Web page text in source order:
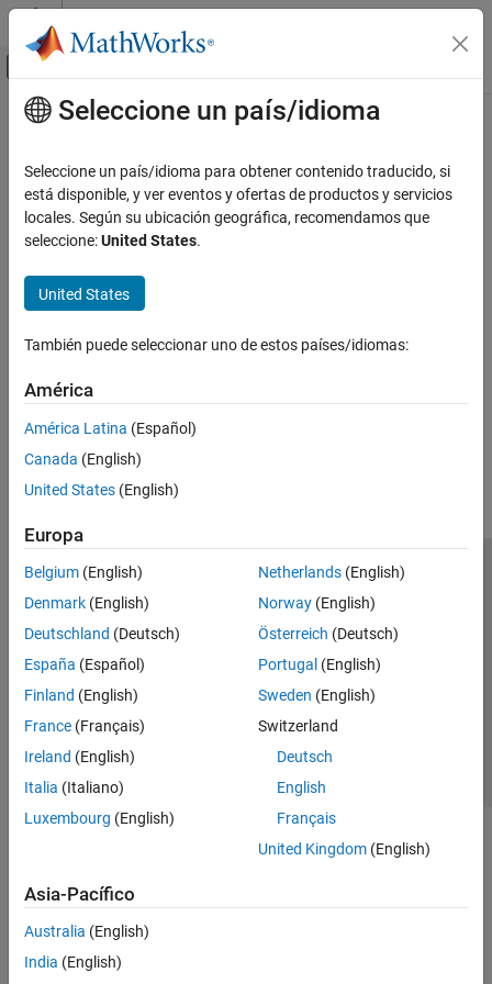
Saltar al contenido
Mostrar/ocultar menú de navegación
Inicio de Documentación
Robotics and Autonomous Systems
Contenido principal
How useful was this information?
Seleccione un país/idioma
Seleccione un país/idioma para obtener contenido traducido, si
está disponible, y ver eventos y ofertas de productos y servicios
locales. Según su ubicación geográfica, recomendamos que
seleccione:United States.
United States
También puede seleccionar uno de estos países/idiomas:
América
América Latina (Español)
Canada (English)
United States (English)
Europa
Belgium (English)
Denmark (English)
Deutschland (Deutsch)
España (Español)
Finland (English)
France (Français)
Ireland (English)
Italia (Italiano)
Luxembourg (English)
Netherlands(English)
Norway(English)
Österreich (Deutsch)
Portugal (English)
Sweden (English)
Switzerland
Deutsch
English
Français
United Kingdom(English)
Asia-Pacífico
Australia (English)
India (English)
Centro de confianza
Marcas comerciales
Política de privacidad
Antipiratería
Estado de las aplicaciones
Información de contacto
© 1994-2026 The MathWorks, Inc.